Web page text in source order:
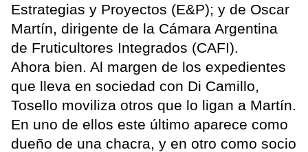
Estrategias y Proyectos (E&P); y de Oscar
Martín, dirigente de la Cámara Argentina
de Fruticultores Integrados (CAFI).
Ahora bien. Al margen de los expedientes
que lleva en sociedad con Di Camillo,
Tosello moviliza otros que lo ligan a Martín.
En uno de ellos este último aparece como
dueño de una chacra, y en otro como socio